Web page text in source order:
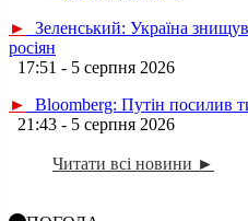
►
Зеленський: Україна
росіян
17:51 - 5 серпня 2026
►
Bloomberg: Путін посилив
21:43 - 5 серпня 2026
Читати всі новини ►